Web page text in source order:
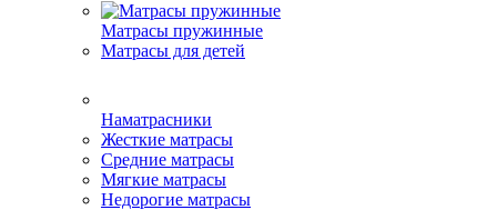
Матрасы пружинные
Матрасы для детей
Наматрасники
Жесткие матрасы
Средние матрасы
Мягкие матрасы
Недорогие матрасы